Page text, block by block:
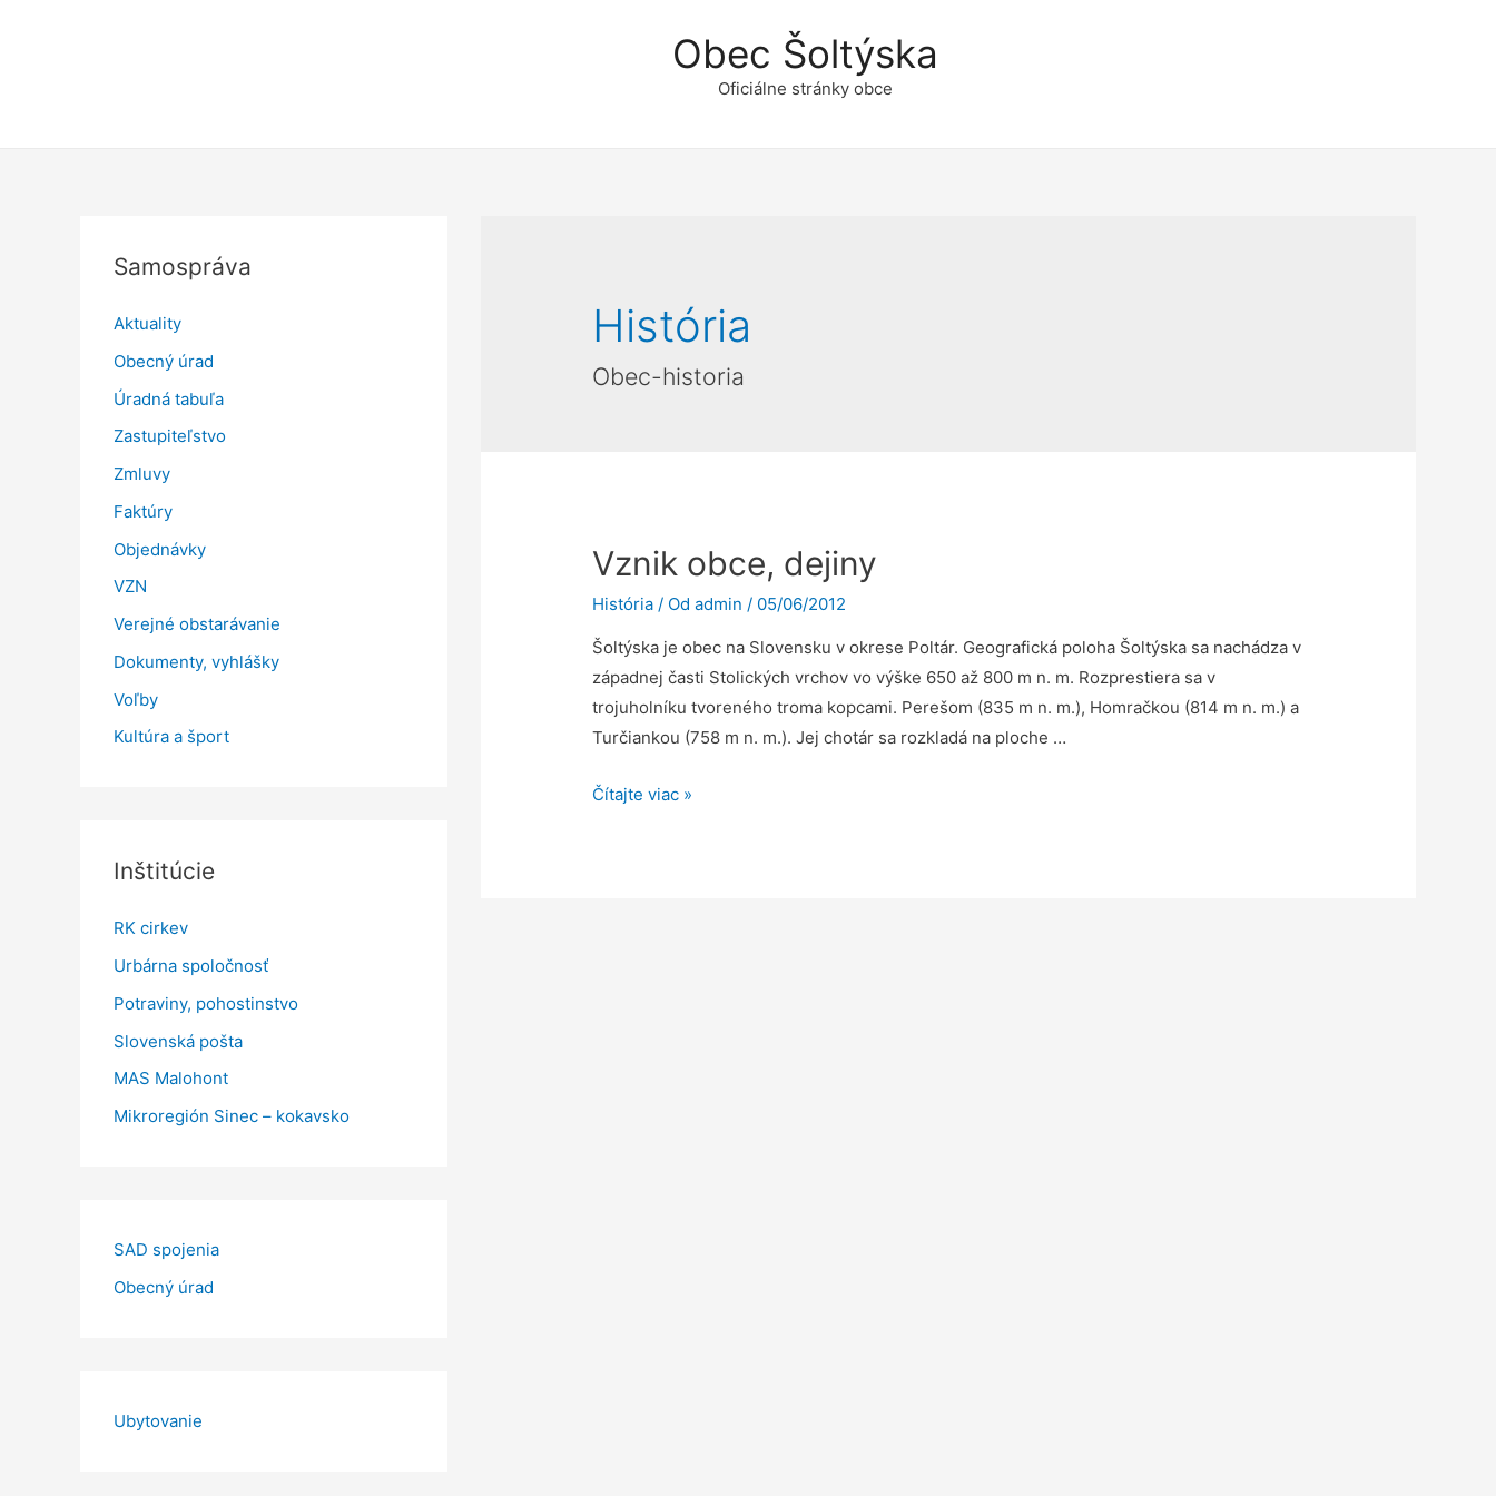
Obec Šoltýska
Oficiálne stránky obce
Samospráva
Aktuality
Obecný úrad
Úradná tabuľa
Zastupiteľstvo
Zmluvy
Faktúry
Objednávky
VZN
Verejné obstarávanie
Dokumenty, vyhlášky
Voľby
Kultúra a šport
Inštitúcie
RK cirkev
Urbárna spoločnosť
Potraviny, pohostinstvo
Slovenská pošta
MAS Malohont
Mikroregión Sinec – kokavsko
SAD spojenia
Obecný úrad
Ubytovanie
História
Obec-historia
Vznik obce, dejiny
História / Od admin / 05/06/2012
Šoltýska je obec na Slovensku v okrese Poltár. Geografická poloha Šoltýska sa nachádza v
západnej časti Stolických vrchov vo výške 650 až 800 m n. m. Rozprestiera sa v
trojuholníku tvoreného troma kopcami. Perešom (835 m n. m.), Homračkou (814 m n. m.) a
Turčiankou (758 m n. m.). Jej chotár sa rozkladá na ploche …
Vznik
Čítajte viac »